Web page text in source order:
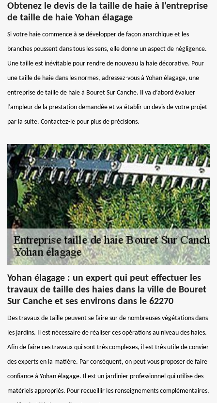
Obtenez le devis de la taille de haie à l’entreprise
de taille de haie Yohan élagage
Si votre haie commence à se développer de façon anarchique et les
branches poussent dans tous les sens, elle donne un aspect de négligence.
Une taille est inévitable pour rendre de nouveau la haie décorative. Pour
une taille de haie dans les normes, adressez-vous à Yohan élagage, une
entreprise de taille de haie à Bouret Sur Canche. Il va d’abord évaluer
l’ampleur de la prestation demandée et va établir un devis de votre projet
par la suite. Contactez-le pour plus de précisions.
Yohan élagage : un expert qui peut effectuer les
travaux de taille des haies dans la ville de Bouret
Sur Canche et ses environs dans le 62270
Des travaux de taille peuvent se faire sur de nombreuses végétations dans
les jardins. Il est nécessaire de réaliser ces opérations au niveau des haies.
Afin de faire ces travaux qui sont très complexes, il est très utile de convier
des experts en la matière. Par conséquent, on peut vous proposer de faire
confiance à Yohan élagage. Il est un jardinier professionnel qui utilise des
matériels appropriés. Pour recueillir les renseignements complémentaires,